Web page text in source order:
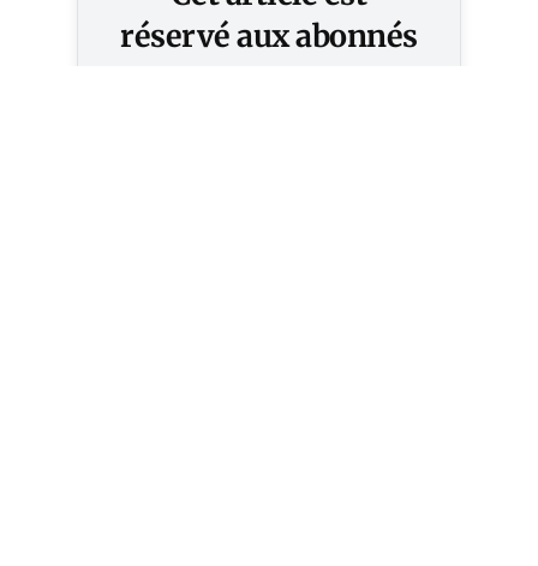
réservé aux abonnés